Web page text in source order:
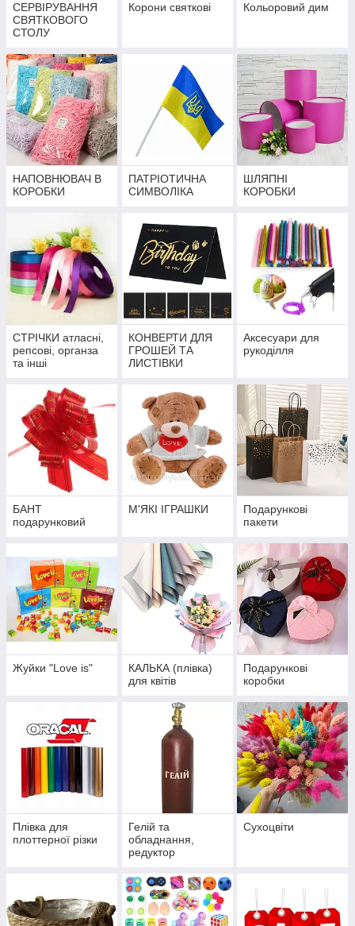
СЕРВІРУВАННЯ
СВЯТКОВОГО
СТОЛУ
Корони святкові Кольоровий дим
НАПОВНЮВАЧ В
КОРОБКИ
ПАТРІОТИЧНА
СИМВОЛІКА
ШЛЯПНІ
КОРОБКИ
СТРІЧКИ атласні,
репсові, органза
та інші
КОНВЕРТИ ДЛЯ
ГРОШЕЙ ТА
ЛИСТІВКИ
Аксесуари для
рукоділля
БАНТ
подарунковий
М'ЯКІ ІГРАШКИ
Подарункові
пакети
Жуйки "Love is"
КАЛЬКА (плівка)
для квітів
Подарункові
коробки
Плівка для
плоттерної різки
Гелій та
обладнання,
редуктор
Сухоцвіти